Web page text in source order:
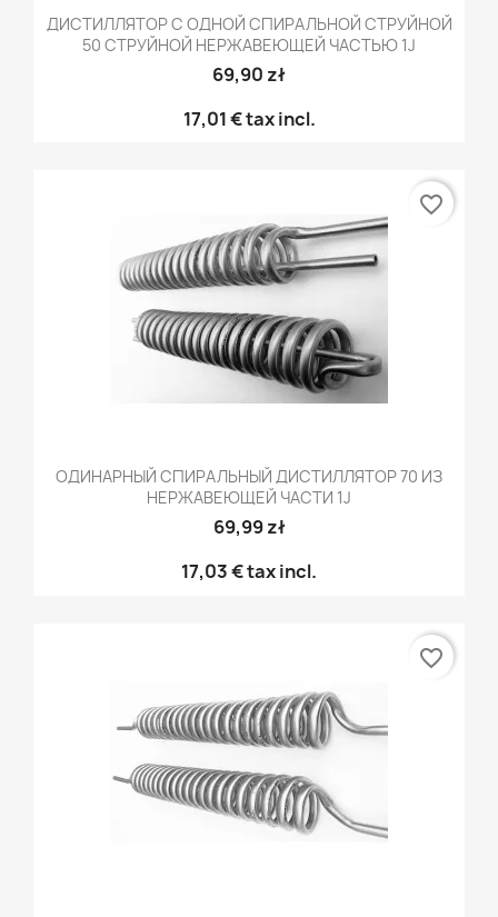
ДИСТИЛЛЯТОР С ОДНОЙ СПИРАЛЬНОЙ СТРУЙНОЙ
50 СТРУЙНОЙ НЕРЖАВЕЮЩЕЙ ЧАСТЬЮ 1J
69,90 zł
17,01 €tax incl.
ОДИНАРНЫЙ СПИРАЛЬНЫЙ ДИСТИЛЛЯТОР 70 ИЗ
НЕРЖАВЕЮЩЕЙ ЧАСТИ 1J
69,99 zł
17,03 €tax incl.
favorite_border
favorite_border